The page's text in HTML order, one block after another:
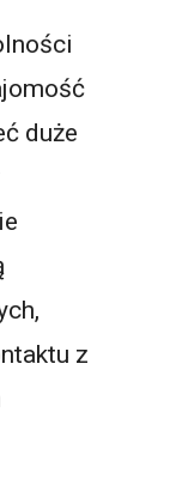
duże
z